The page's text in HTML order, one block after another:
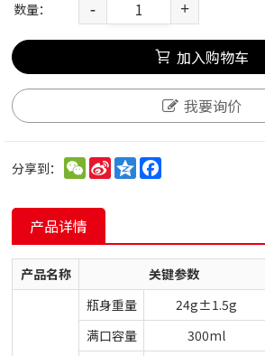
数量： - +
加入购物车
我要询价
分享到： WeChat
Sina
Weibo
Qzone
产品详情
产品名称 关键参数
瓶身重量 24g±1.5g
满口容量
300ml